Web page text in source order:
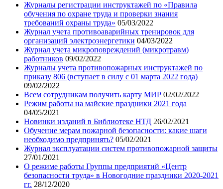
Журналы регистрации инструктажей по «Правила
обучения по охране труда и проверки знания
требований охраны труда» 05/03/2022
Журнал учета противоаварийных тренировок для
организаций электроэнергетики 04/03/2022
Журнал учета микроповреждений (микротравм)
работников 09/02/2022
Журналы учета противопожарных инструктажей по
приказу 806 (вступает в силу с 01 марта 2022 года)
09/02/2022
Всем сотрудникам получить карту МИР 02/02/2022
Режим работы на майские праздники 2021 года
04/05/2021
Новинки изданий в Библиотеке НТД 26/02/2021
Обучение мерам пожарной безопасности: какие шаги
необходимо предпринять? 05/02/2021
Журнал эксплуатации систем противопожарной защиты
27/01/2021
О режиме работы Группы предприятий «Центр
безопасности труда» в Новогодние праздники 2020-2021
гг. 28/12/2020